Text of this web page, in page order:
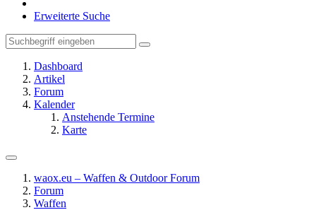
Erweiterte Suche
Dashboard
Artikel
Forum
Kalender
Anstehende Termine
Karte
waox.eu – Waffen & Outdoor Forum
Forum
Waffen